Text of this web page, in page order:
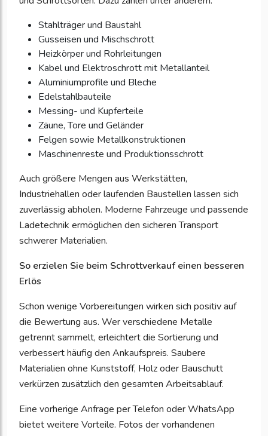
Stahlträger und Baustahl
Gusseisen und Mischschrott
Heizkörper und Rohrleitungen
Kabel und Elektroschrott mit Metallanteil
Aluminiumprofile und Bleche
Edelstahlbauteile
Messing- und Kupferteile
Zäune, Tore und Geländer
Felgen sowie Metallkonstruktionen
Maschinenreste und Produktionsschrott
Auch größere Mengen aus Werkstätten,
Industriehallen oder laufenden Baustellen lassen sich
zuverlässig abholen. Moderne Fahrzeuge und passende
Ladetechnik ermöglichen den sicheren Transport
schwerer Materialien.
So erzielen Sie beim Schrottverkauf einen besseren
Erlös
Schon wenige Vorbereitungen wirken sich positiv auf
die Bewertung aus. Wer verschiedene Metalle
getrennt sammelt, erleichtert die Sortierung und
verbessert häufig den Ankaufspreis. Saubere
Materialien ohne Kunststoff, Holz oder Bauschutt
verkürzen zusätzlich den gesamten Arbeitsablauf.
Eine vorherige Anfrage per Telefon oder WhatsApp
bietet weitere Vorteile. Fotos der vorhandenen